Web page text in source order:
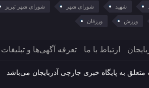
شهید شورای شهر شورای شهر تبریز
ورزش ورزقان
ارتباط با ما تعرفه آگهی‌ها و تبلیغات
به پایگاه خبری جارچی آذربایجان می‌باشد